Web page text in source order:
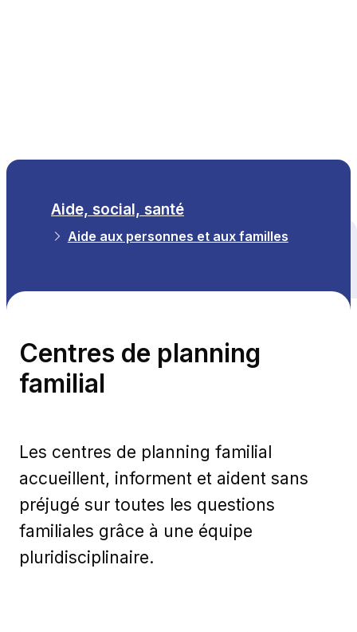
Aide, social, santé
Aide aux personnes et aux familles
Centres de planning
familial
Les centres de planning familial
accueillent, informent et aident sans
préjugé sur toutes les questions
familiales grâce à une équipe
pluridisciplinaire.